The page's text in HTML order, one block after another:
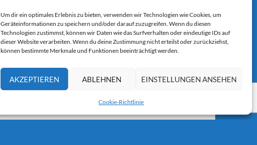
Um dir ein optimales Erlebnis zu bieten, verwenden wir Technologien wie Cookies, um
Geräteinformationen zu speichern und/oder darauf zuzugreifen. Wenn du diesen
Technologien zustimmst, können wir Daten wie das Surfverhalten oder eindeutige IDs auf
dieser Website verarbeiten. Wenn du deine Zustimmung nicht erteilst oder zurückziehst,
können bestimmte Merkmale und Funktionen beeinträchtigt werden.
AKZEPTIEREN ABLEHNEN EINSTELLUNGEN ANSEHEN
Cookie-Richtlinie